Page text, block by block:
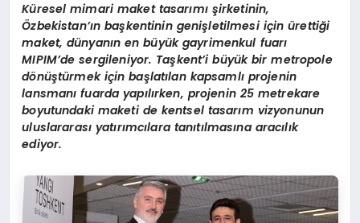
Küresel mimari maket tasarımı şirketinin,
Özbekistan’ın başkentinin genişletilmesi için ürettiği
maket, dünyanın en büyük gayrimenkul fuarı
MIPIM’de sergileniyor. Taşkent’i büyük bir metropole
dönüştürmek için başlatılan kapsamlı projenin
lansmanı fuarda yapılırken, projenin 25 metrekare
boyutundaki maketi de kentsel tasarım vizyonunun
uluslararası yatırımcılara tanıtılmasına aracılık
ediyor.